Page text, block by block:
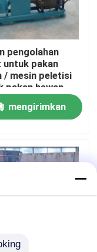
pengolahan
untuk pakan
/ mesin peletisi
pakan hewan
/ mesin pelet
pakan
mengirimkan